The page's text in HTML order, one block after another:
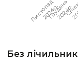
Листопад
2024p.
Грудень
2024p.
Без